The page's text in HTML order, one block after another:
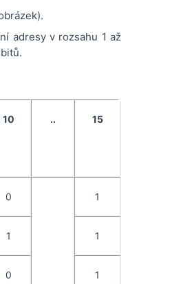
adresy v rozsahu 1 až
10 .. 15
0 1
1 1
0 1